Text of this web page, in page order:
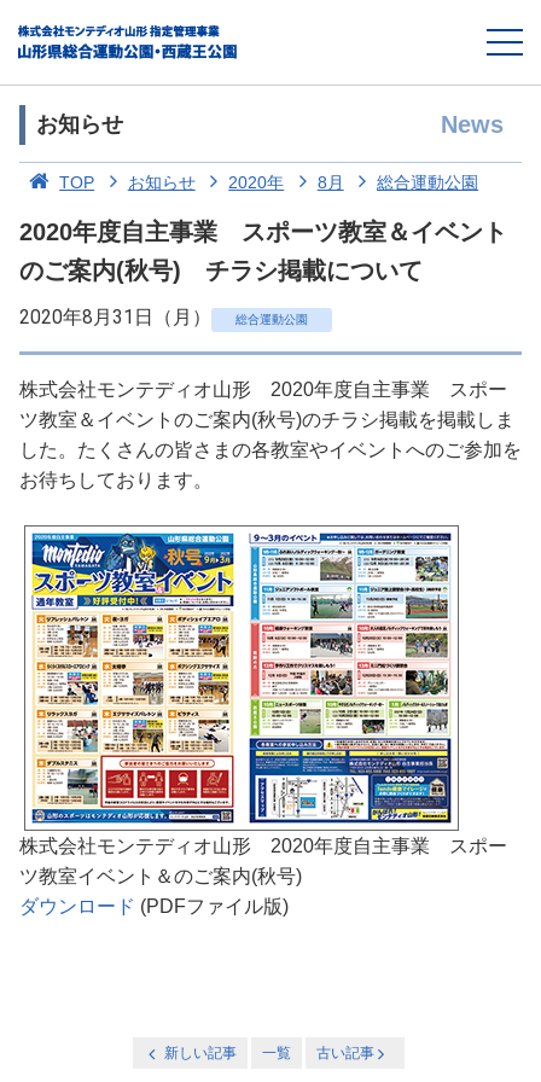
お知らせ News
TOP お知らせ 2020年 8月 総合運動公園
2020年度自主事業 スポーツ教室＆イベント
のご案内(秋号) チラシ掲載について
2020年8月31日（月） 総合運動公園
株式会社モンテディオ山形 2020年度自主事業 スポー
ツ教室＆イベントのご案内(秋号)のチラシ掲載を掲載しま
した。たくさんの皆さまの各教室やイベントへのご参加を
お待ちしております。
株式会社モンテディオ山形 2020年度自主事業 スポー
ツ教室イベント＆のご案内(秋号)
ダウンロード (PDFファイル版)
新しい記事 一覧 古い記事